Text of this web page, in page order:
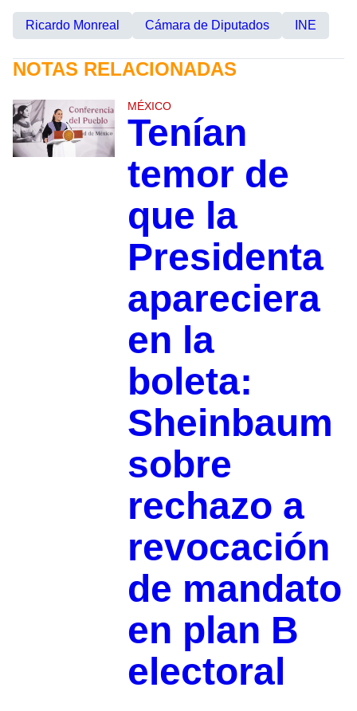
Ricardo Monreal Cámara de Diputados INE
NOTAS RELACIONADAS
MÉXICO
Tenían
temor de
que la
Presidenta
apareciera
en la
boleta:
Sheinbaum
sobre
rechazo a
revocación
de mandato
en plan B
electoral